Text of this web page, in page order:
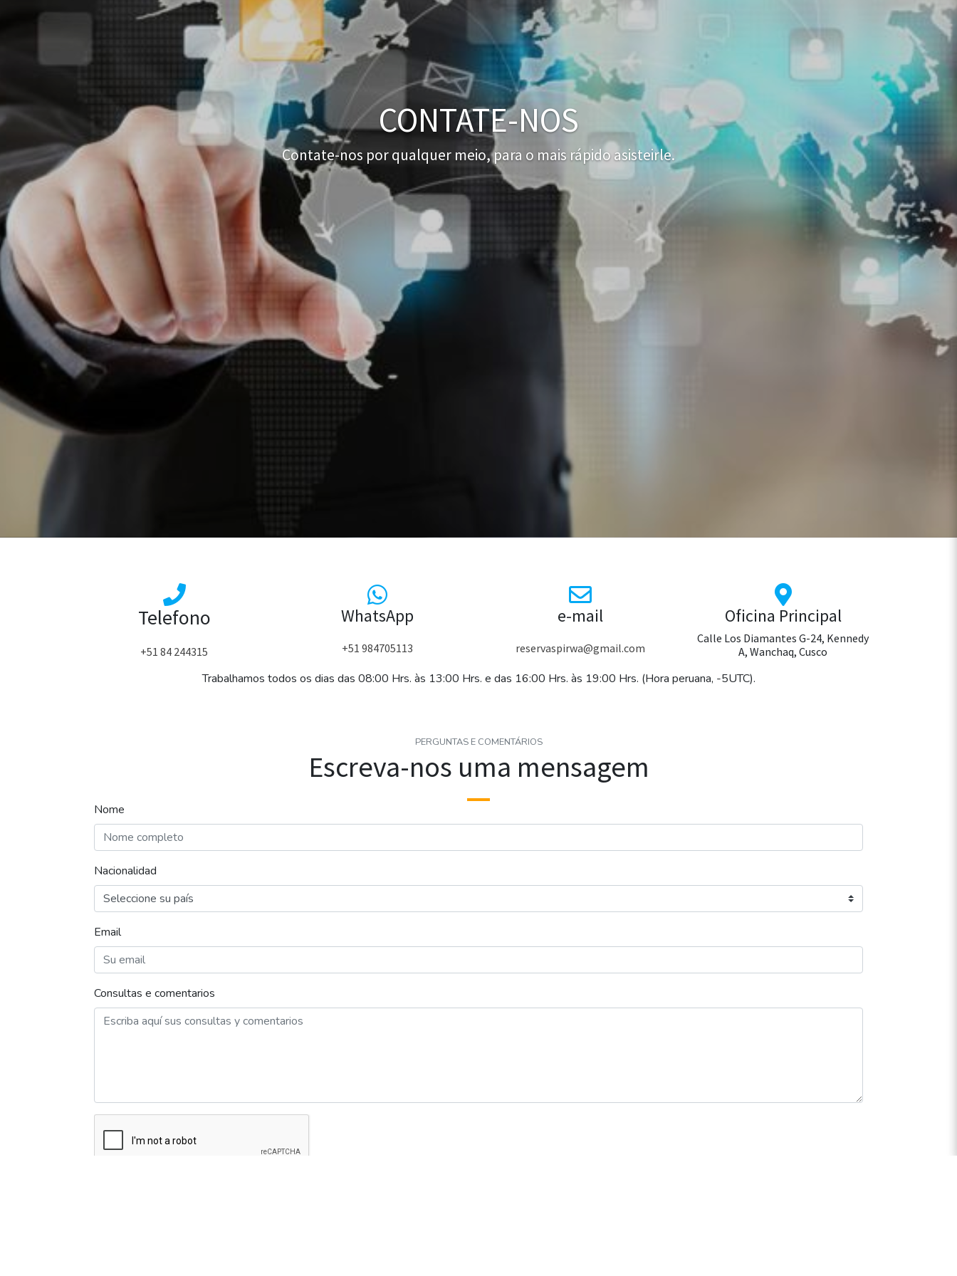
CONTATE-NOS
Contate-nos por qualquer meio, para o mais rápido asisteirle.
Telefono
+51 84 244315
WhatsApp
+51 984705113
e-mail
reservaspirwa@gmail.com
Oficina Principal
Calle Los Diamantes G-24, Kennedy
A, Wanchaq, Cusco
Trabalhamos todos os dias das 08:00 Hrs. às 13:00 Hrs. e das 16:00 Hrs. às 19:00 Hrs. (Hora peruana, -5UTC).
PERGUNTAS E COMENTÁRIOS
Escreva-nos uma mensagem
Nome
Nacionalidad
Email
Consultas e comentarios